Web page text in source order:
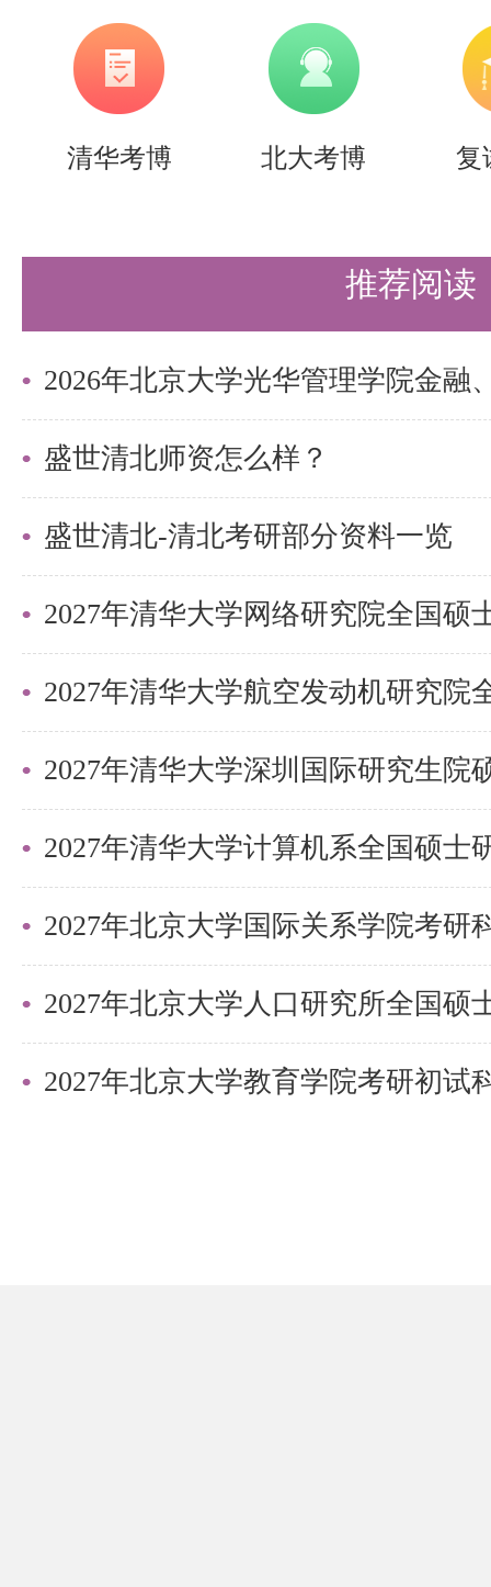
备考清华大学动力工程及工程热
考书是成功的关键一步。盛世清
考书详解】的内容，希望能帮助
需要说的是，考清北竞争大，压
持。盛世清北-清北考研集训营，
实战营、清北冲刺营，更有清北
可选择，清北学长领学，班主任
巧，专项技能拔高，学员遍布清
清北。
更多清北考研备考资料及清北考
盛世清北老师。
清华考博 北大考博 复
推荐阅读
盛世清北师资怎么样？
盛世清北-清北考研部分资料一览
2027年清华大学深圳国际研究生院
2027年北京大学国际关系学院考研
2027年北京大学教育学院考研初试